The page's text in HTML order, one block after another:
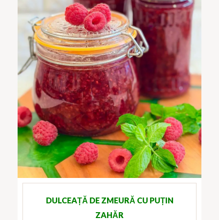
DULCEAȚĂ DE ZMEURĂ CU PUȚIN
ZAHĂR